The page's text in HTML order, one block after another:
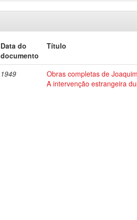
Data do
documento
Título
1949
Obras completas de
A intervenção estrangeira